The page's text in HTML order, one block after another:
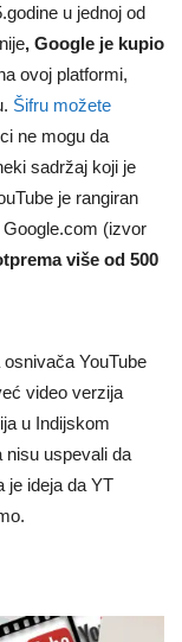
u jednoj od
, Google je kupio
ovoj platformi,
Šifru možete
ne mogu da
sadržaj koji je
je rangiran
(izvor
više od 500
YouTube
video verzija
u Indijskom
nisu uspevali da
je ideja da YT